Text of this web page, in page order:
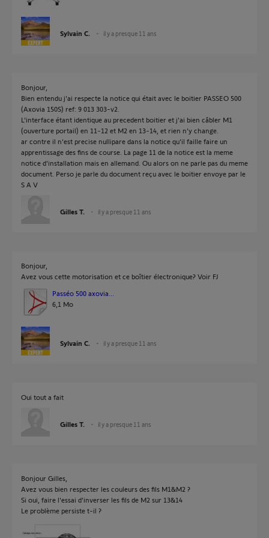
Sylvain C. il y a presque 11 ans
Bonjour,
Bien entendu j'ai respecte la notice qui était avec le boitier PASSEO 500
(Axovia 150S) ref: 9 013 303-v2.
L'interface étant identique au precedent boitier et j'ai bien câbler M1
(ouverture portail) en 11-12 et M2 en 13-14, et rien n'y change.
ar contre il n'est precise nullipare dans la notice qu'il faille faire un
apprentissage des fins de course. La page 11 de la notice est la meme
notice d'installation mais en allemand. Ou alors on ne parle pas du meme
document. Perso je parle du document reçu avec le boitier envoye par le
S A V
Gilles T. il y a presque 11 ans
Bonjour,
Avez vous cette motorisation et ce boîtier électronique? Voir FJ
Passéo 500 axovia...
6,1 Mo
Sylvain C. il y a presque 11 ans
Oui tout a fait
Gilles T. il y a presque 11 ans
Bonjour Gilles,
Avez vous bien respecter les couleurs des fils M1&M2 ?
Si oui, faire l'essai d'inverser les fils de M2 sur 13&14
Le problème persiste t-il ?